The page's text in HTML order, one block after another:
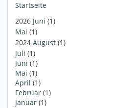
Startseite
2026 Juni (1)
Mai (1)
2024 August (1)
Juli (1)
Juni (1)
Mai (1)
April (1)
Februar (1)
Januar (1)